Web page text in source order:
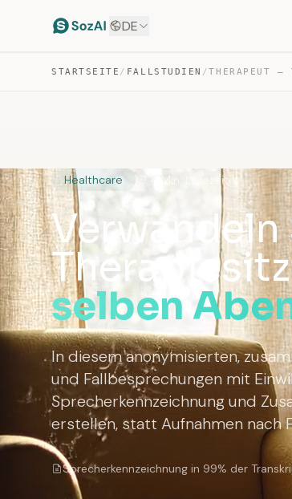
DE
STARTSEITE / FALLSTUDIEN /
Healthcare 4 Min. Lesezeit
selben
In diesem anonymisierten,
und Fallbesprechungen mit
Sprecherkennzeichnung und
erstellen, statt Aufnahmen nach
Sprecherkennzeichnung in 99% der